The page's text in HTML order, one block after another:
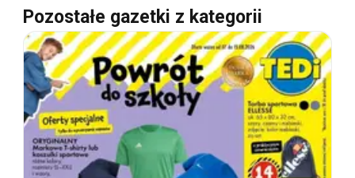
Pozostałe gazetki z kategorii